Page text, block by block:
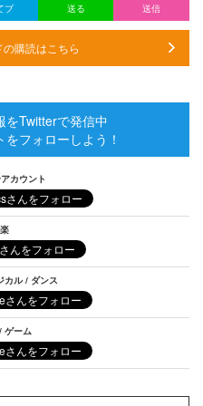
ブ 送る 送信
購読はこちら
をTwitterで発信中
フォローしよう！
カウント
カル / ダンス
ゲーム